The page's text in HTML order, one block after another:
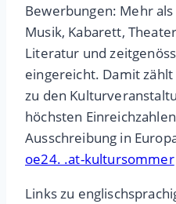
Bewerbungen: Mehr
Musik, Kabarett,
Literatur und
eingereicht. Damit
zu den
höchsten
Ausschreibung in
oe24. .at-kultursommer
Links zu